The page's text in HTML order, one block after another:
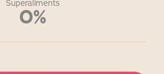
Superaliments
0%